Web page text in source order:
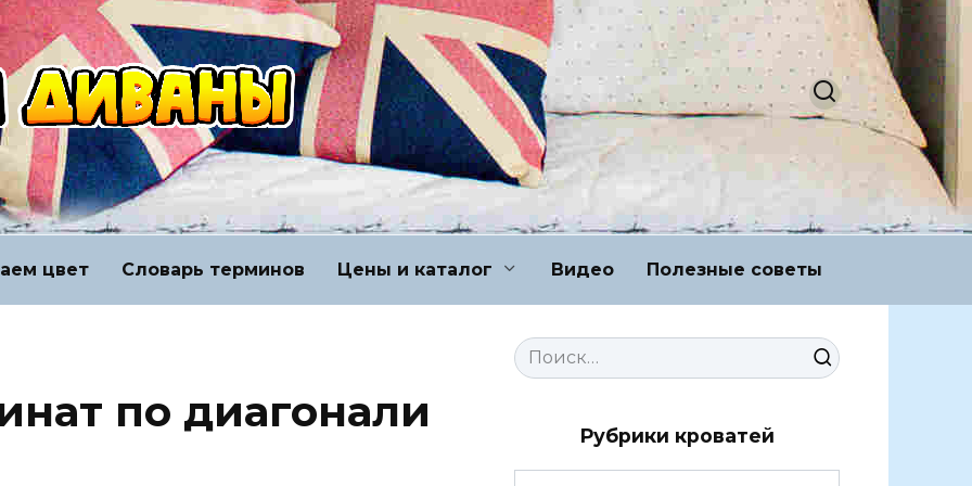
цвет Словарь терминов Цены и каталог Видео Полезные советы
по диагонали
Search
for:
Рубрики кроватей